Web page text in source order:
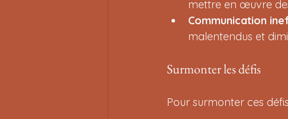
mettre en œuvre
Communication
malentendus et
Surmonter les défis
Pour surmonter ces